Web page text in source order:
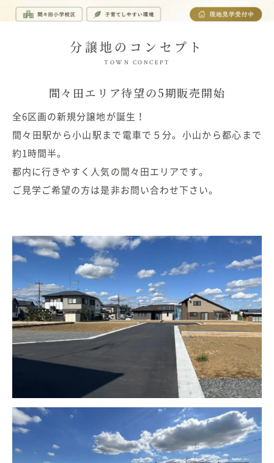
分譲地のコンセプト
TOWN CONCEPT
間々田エリア待望の5期販売開始
全6区画の新規分譲地が誕生！
間々田駅から小山駅まで電車で５分。小山から都心まで
約1時間半。
都内に行きやすく人気の間々田エリアです。
ご見学ご希望の方は是非お問い合わせ下さい。